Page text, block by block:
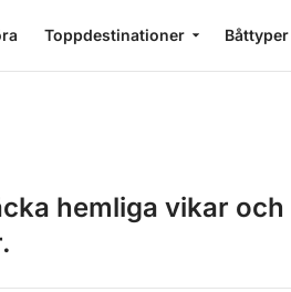
Toppdestinationer Båttyper
hemliga vikar och